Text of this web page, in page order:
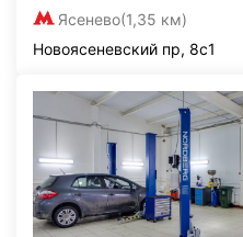
Ясенево(1,35 км)
Новоясеневский пр, 8с1